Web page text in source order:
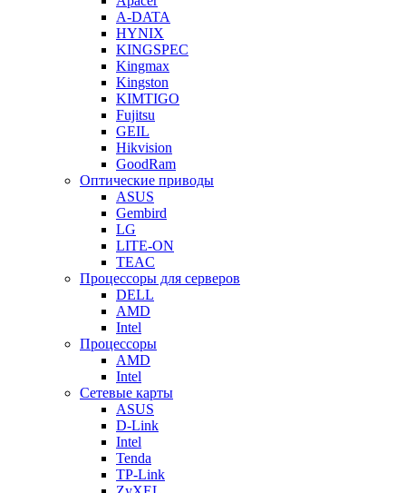
A-DATA
HYNIX
KINGSPEC
Kingmax
Kingston
KIMTIGO
Fujitsu
GEIL
Hikvision
GoodRam
Оптические приводы
ASUS
Gembird
LG
LITE-ON
TEAC
Процессоры для серверов
DELL
AMD
Intel
Процессоры
AMD
Intel
Сетевые карты
ASUS
D-Link
Intel
Tenda
TP-Link